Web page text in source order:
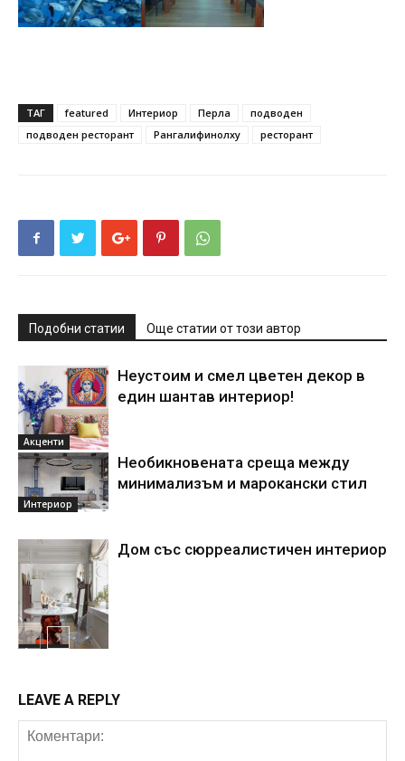
ТАГ featured Интериор Перла
подводен
подводен ресторант
Рангалифинолху ресторант
Подобни статии Още статии от този автор
Акценти
Неустоим и смел цветен декор в
един шантав интериор!
Интериор
Необикновената среща между
минимализъм и марокански стил
Акценти
Дом със сюрреалистичен интериор
LEAVE A REPLY